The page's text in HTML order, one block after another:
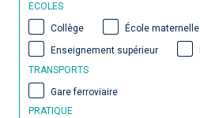
ECOLES
Collège
École maternelle
Enseignement supérieur
TRANSPORTS
Gare ferroviaire
PRATIQUE